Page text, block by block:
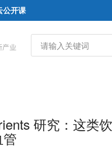
公开课
研究：这类